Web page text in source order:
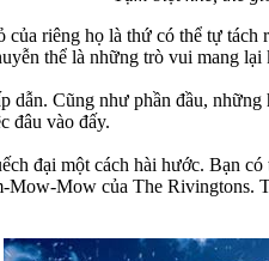
riêng họ là thứ có thể tự
thể là những trò vui mang
Cũng như phần đầu,
đâu vào đấy.
đại một cách hài hước. Bạn
Mow của The